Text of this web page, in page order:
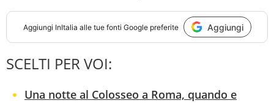
Aggiungi InItalia alle tue fonti Google preferite Aggiungi
SCELTI PER VOI:
Una notte al Colosseo a Roma, quando e